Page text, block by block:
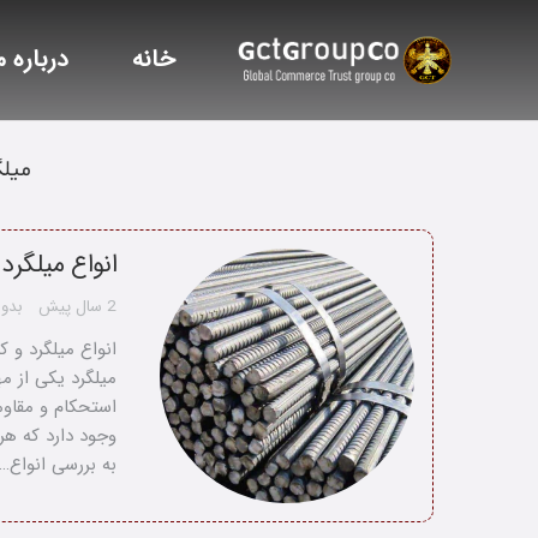
خانه درباره
انواع
2 سال پیش
انواع میلگرد
میلگرد یکی از
استحکام و
وجود دارد که
به بررسی انواع…